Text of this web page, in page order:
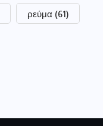
ρεύμα (61)